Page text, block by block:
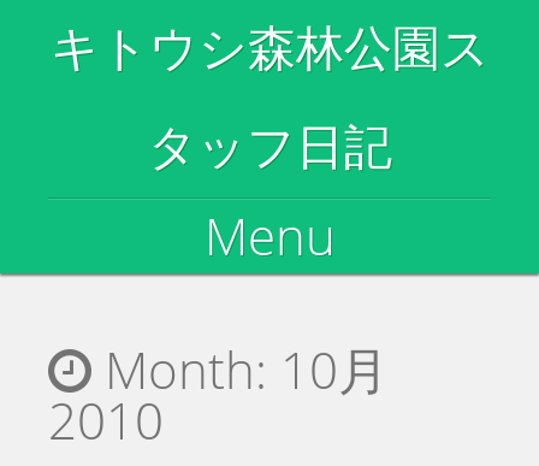
キトウシ森林公園ス
タッフ日記
Menu
Month: 10月
2010